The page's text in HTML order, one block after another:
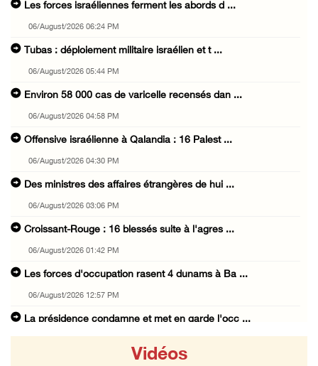
Les forces israéliennes ferment les abords d ...
06/August/2026 06:24 PM
Tubas : déploiement militaire israélien et t ...
06/August/2026 05:44 PM
Environ 58 000 cas de varicelle recensés dan ...
06/August/2026 04:58 PM
Offensive israélienne à Qalandia : 16 Palest ...
06/August/2026 04:30 PM
Des ministres des affaires étrangères de hui ...
06/August/2026 03:06 PM
Croissant-Rouge : 16 blessés suite à l'agres ...
06/August/2026 01:42 PM
Les forces d'occupation rasent 4 dunams à Ba ...
06/August/2026 12:57 PM
La présidence condamne et met en garde l'occ ...
Vidéos